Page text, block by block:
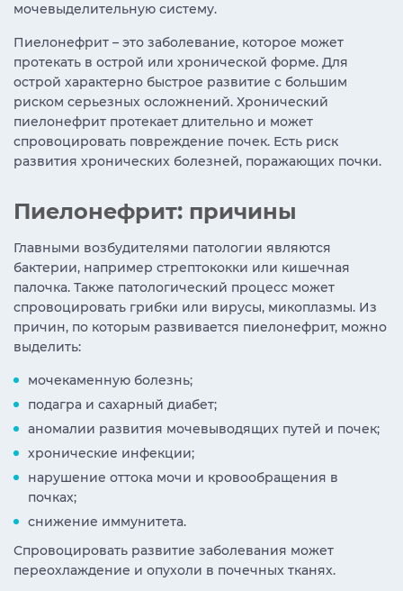
мочевыделительную систему.
Пиелонефрит – это заболевание, которое может
протекать в острой или хронической форме. Для
острой характерно быстрое развитие с большим
риском серьезных осложнений. Хронический
пиелонефрит протекает длительно и может
спровоцировать повреждение почек. Есть риск
развития хронических болезней, поражающих почки.
Пиелонефрит: причины
Главными возбудителями патологии являются
бактерии, например стрептококки или кишечная
палочка. Также патологический процесс может
спровоцировать грибки или вирусы, микоплазмы. Из
причин, по которым развивается пиелонефрит, можно
выделить:
мочекаменную болезнь;
подагра и сахарный диабет;
аномалии развития мочевыводящих путей и почек;
хронические инфекции;
нарушение оттока мочи и кровообращения в
почках;
снижение иммунитета.
Спровоцировать развитие заболевания может
переохлаждение и опухоли в почечных тканях.